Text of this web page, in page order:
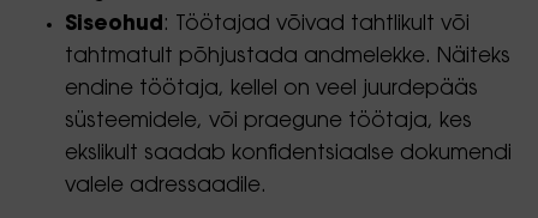
Siseohud : Töötajad võivad tahtlikult või
tahtmatult põhjustada andmelekke. Näiteks
endine töötaja, kellel on veel juurdepääs
süsteemidele, või praegune töötaja, kes
ekslikult saadab konfidentsiaalse dokumendi
valele adressaadile.